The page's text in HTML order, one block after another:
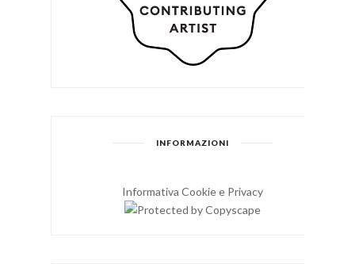
INFORMAZIONI
Informativa Cookie e Privacy